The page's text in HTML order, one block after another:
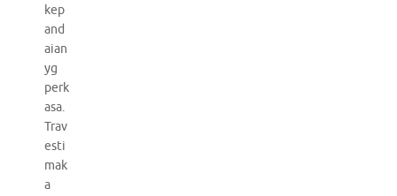
kep
and
aian
yg
perk
asa.
Trav
esti
mak
a